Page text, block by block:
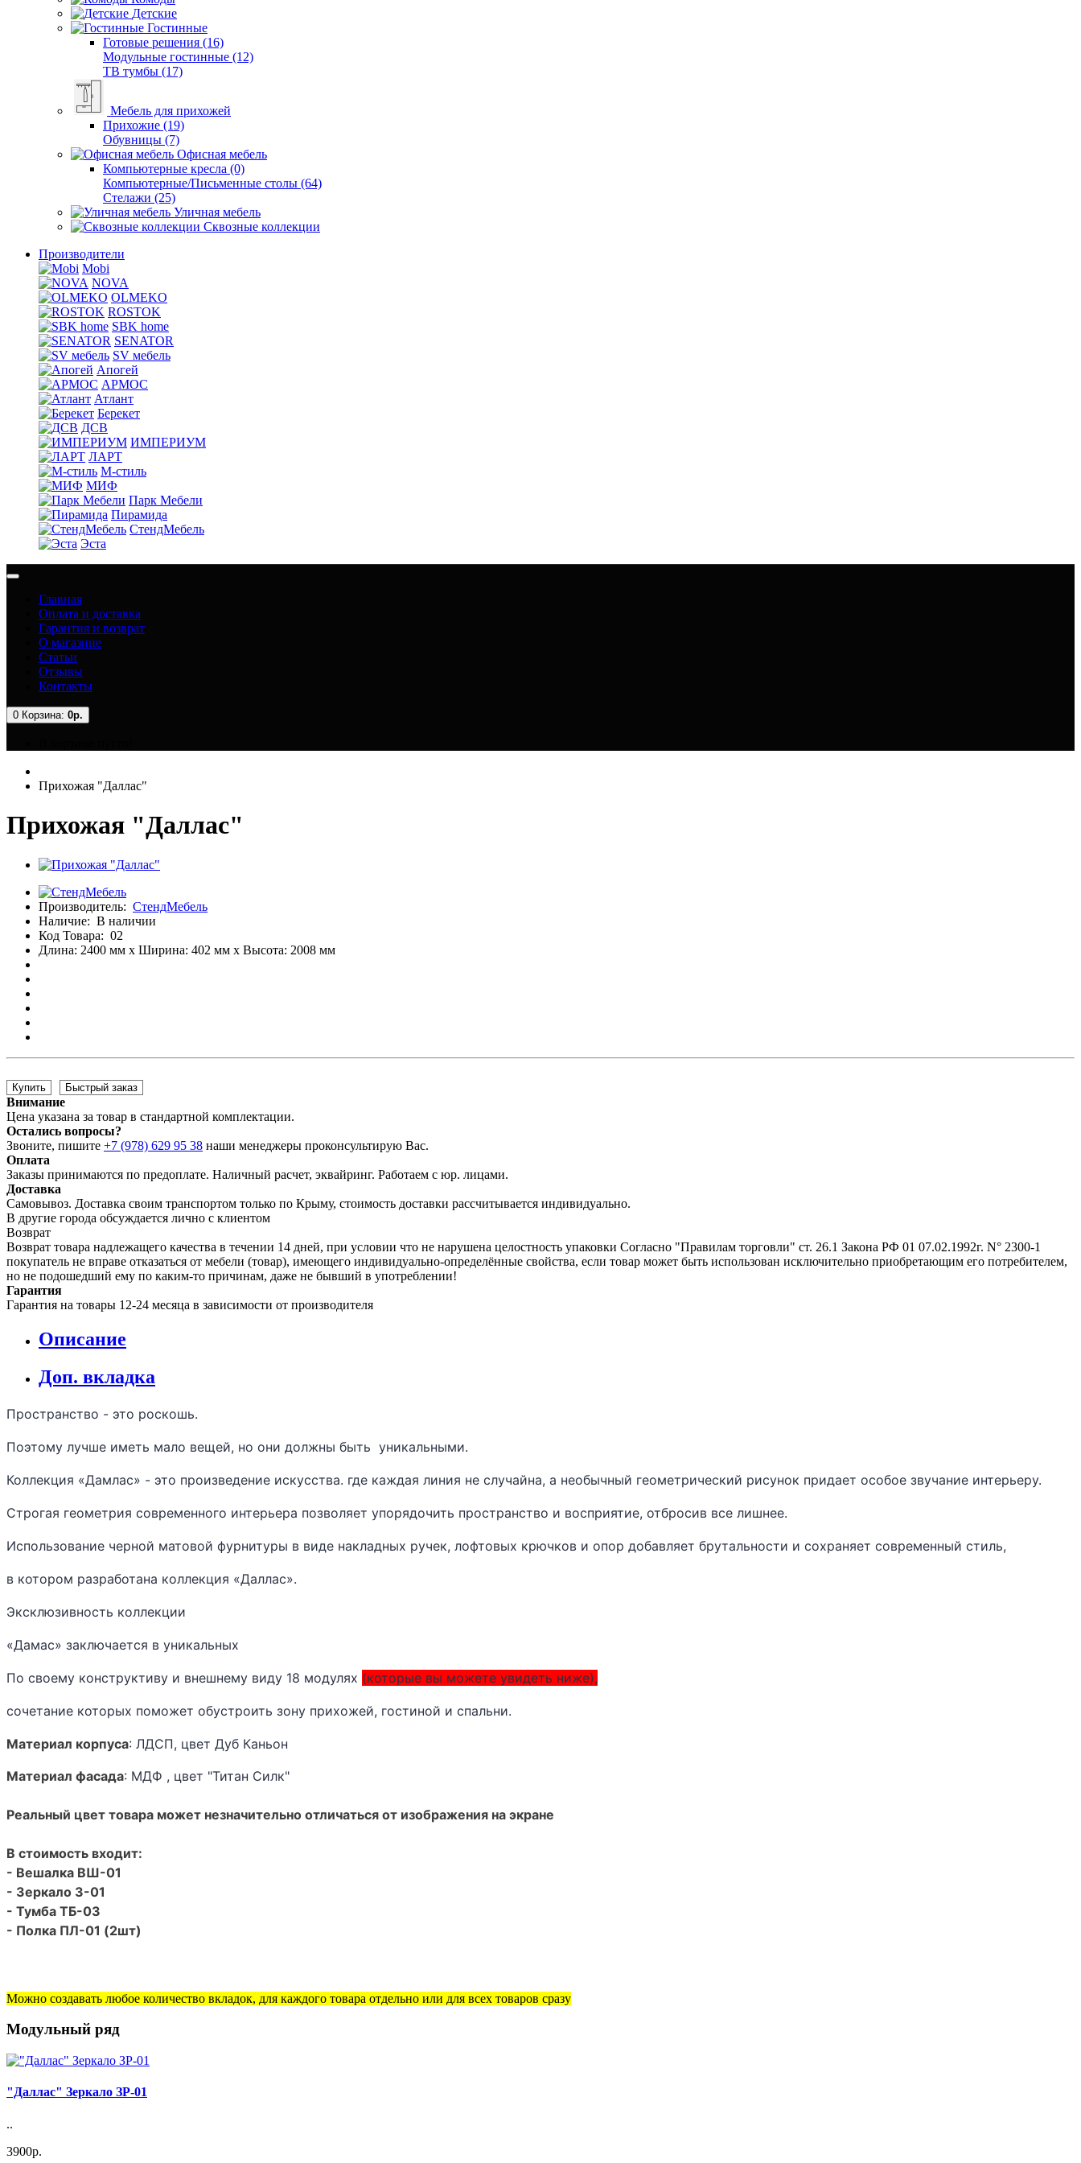
Детские
Гостинные
Готовые решения (16)
Модульные гостинные (12)
ТВ тумбы (17)
Мебель для прихожей
Прихожие (19)
Обувницы (7)
Офисная мебель
Компьютерные кресла (0)
Компьютерные/Письменные столы (64)
Стелажи (25)
Уличная мебель
Сквозные коллекции
Производители
Mobi
NOVA
OLMEKO
ROSTOK
SBK home
SENATOR
SV мебель
Апогей
АРМОС
Атлант
Берекет
ДСВ
ИМПЕРИУМ
ЛАРТ
М-стиль
МИФ
Парк Мебели
Пирамида
СтендМебель
Эста
Главная
Оплата и доставка
Гарантия и возврат
О магазине
Статьи
Отзывы
Контакты
0 Корзина: 0р.
Прихожая "Даллас"
Прихожая "Даллас"
Производитель: СтендМебель
Наличие: В наличии
Код Товара: 02
Длина: 2400 мм x Ширина: 402 мм x Высота: 2008 мм
Купить Быстрый заказ
Внимание
Цена указана за товар в стандартной комплектации.
Остались вопросы?
Звоните, пишите +7 (978) 629 95 38 наши менеджеры проконсультирую Вас.
Оплата
Заказы принимаются по предоплате. Наличный расчет, эквайринг. Работаем с юр. лицами.
Доставка
Самовывоз. Доставка своим транспортом только по Крыму, стоимость доставки рассчитывается индивидуально.
В другие города обсуждается лично с клиентом
Возврат
Возврат товара надлежащего качества в течении 14 дней, при условии что не нарушена целостность упаковки Согласно "Правилам торговли" ст. 26.1 Закона РФ 01 07.02.1992г. N° 2300-1
покупатель не вправе отказаться от мебели (товар), имеющего индивидуально-определённые свойства, если товар может быть использован исключительно приобретающим его потребителем,
но не подошедший eмy по каким-то причинам, даже не бывший в употреблении!
Гарантия
Гарантия на товары 12-24 месяца в зависимости от производителя
Описание
Доп. вкладка
Пространство - это роскошь.
Поэтому лучше иметь мало вещей, но они должны быть уникальными.
Коллекция «Дамлас» - это произведение искусства. где каждая линия не случайна, а необычный геометрический рисунок придает особое звучание интерьеру.
Строгая геометрия современного интерьера позволяет упорядочить пространство и восприятие, отбросив все лишнее.
Использование черной матовой фурнитуры в виде накладных ручек, лофтовых крючков и опор добавляет брутальности и сохраняет современный стиль,
в котором разработана коллекция «Даллас».
Эксклюзивность коллекции
«Дамас» заключается в уникальных
По своему конструктиву и внешнему виду 18 модулях (которые вы можете увидеть ниже),
сочетание которых поможет обустроить зону прихожей, гостиной и спальни.
Материал корпуса: ЛДСП, цвет Дуб Каньон
Материал фасада: МДФ , цвет "Титан Силк"
Реальный цвет товара может незначительно отличаться от изображения на экране
В стоимость входит:
- Вешалка ВШ-01
- Зеркало З-01
- Тумба ТБ-03
- Полка ПЛ-01 (2шт)
Можно создавать любое количество вкладок, для каждого товара отдельно или для всех товаров сразу
Модульный ряд
"Даллас" Зеркало ЗР-01
..
3900р.